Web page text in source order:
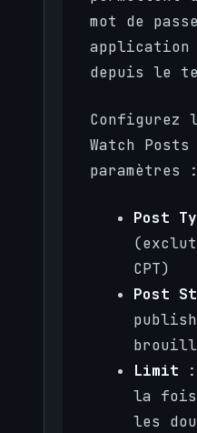
mot de
application
depuis le
Configurez
Watch
paramètres :
Post
CPT)
Post
Limit
la fois
les